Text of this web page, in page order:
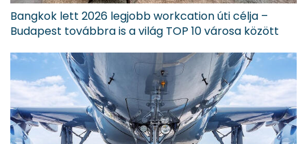
Bangkok lett 2026 legjobb workcation úti célja –
Budapest továbbra is a világ TOP 10 városa között